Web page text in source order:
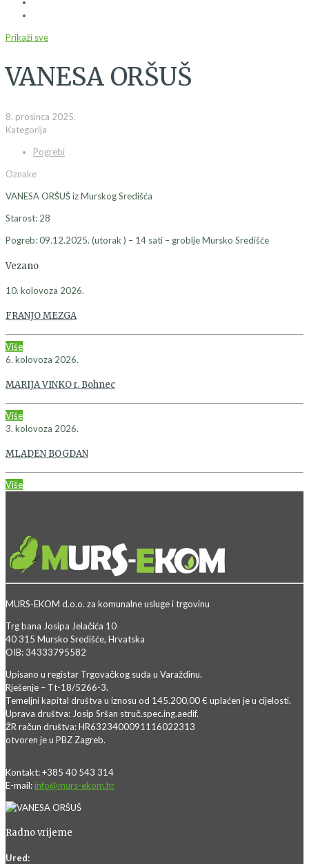
Prikaži sve
VANESA ORŠUŠ
8. prosinca 2025.
Kategorija
Pogrebi
Oznake
VANESA ORŠUŠ iz Murskog Središća
Starost: 28
Pogreb: 09.12.2025. (utorak ) – 14 sati – groblje Mursko Središće
Vezano
10. kolovoza 2026.
FRANJO MEZGA
Više
6. kolovoza 2026.
MARIJA VINKO r. Bohnec
Više
3. kolovoza 2026.
MLADEN BOGDAN
Više
MURS-EKOM d.o.o. za komunalne usluge i trgovinu
Trg bana Josipa Jelačića 10
40 315 Mursko Središće, Hrvatska
OIB: 34333795582
Upisano u registar Trgovačkog suda u Varaždinu.
Rješenje – Tt-18/5266-3.
Temeljni kapital društva u iznosu od 145.200,00 € uplaćen je u cijelosti.
Uprava društva: Josip Sršan struč.spec.ing.aedif.
ŽR račun društva: HR6323400091116022313
otvoren je u PBZ Zagreb.
Kontakt: +385 40 543 314
E-mail: info@murs-ekom.hr
Radno vrijeme
Ured: